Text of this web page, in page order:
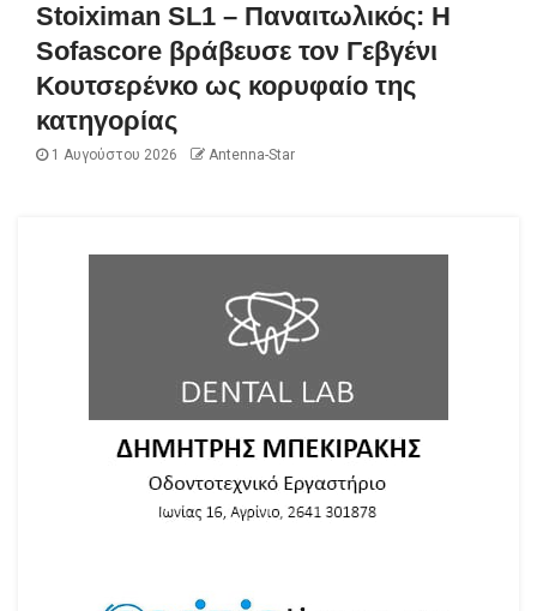
Stoiximan SL1 – Παναιτωλικός: Η
Sofascore βράβευσε τον Γεβγένι
Κουτσερένκο ως κορυφαίο της
κατηγορίας
1 Αυγούστου 2026 Antenna-Star